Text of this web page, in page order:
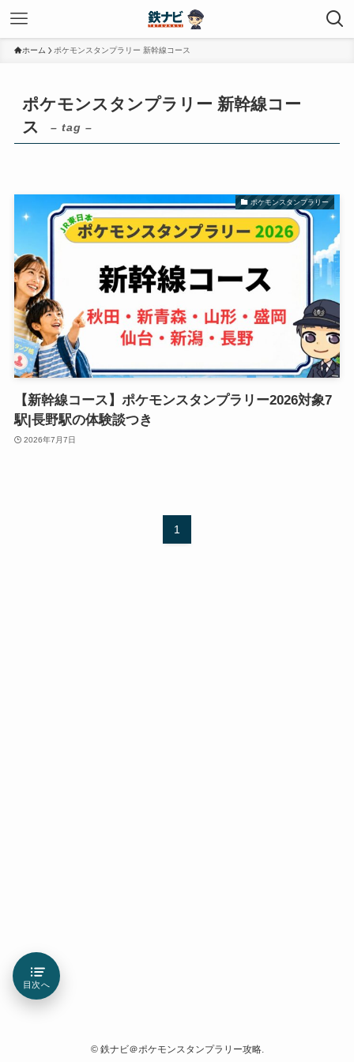
ホーム ポケモンスタンプラリー 新幹線コース
ポケモンスタンプラリー 新幹線コー
ス
– tag –
ポケモンスタンプラリー
【新幹線コース】ポケモンスタンプラリー2026対象7
駅|長野駅の体験談つき
2026年7月7日
1
©鉄ナビ＠ポケモンスタンプラリー攻略.
目次へ